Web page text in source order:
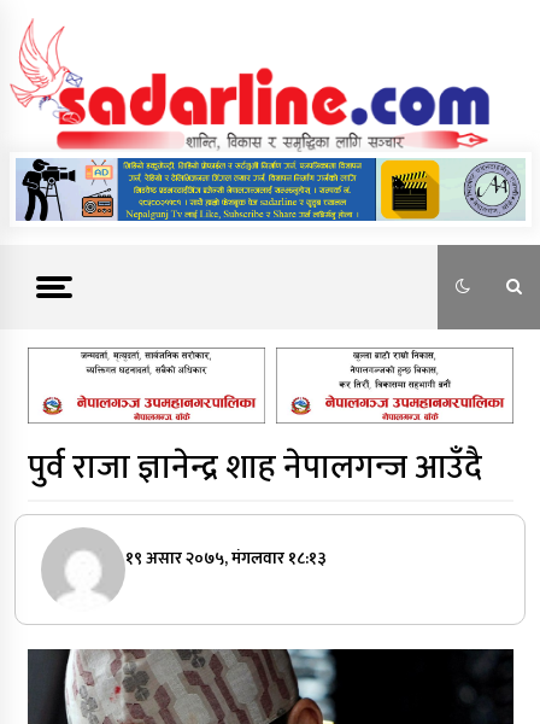
content
News For Nepal
पुर्व राजा ज्ञानेन्द्र शाह नेपालगन्ज आउँदै
१९ असार २०७५, मंगलवार १८:१३